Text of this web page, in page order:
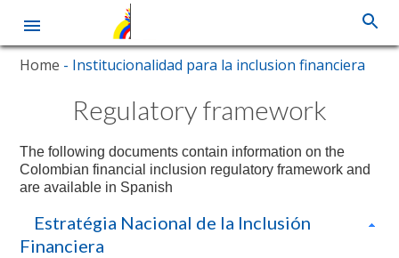
SkipHome - Institucionalidad para la inclusion financiera
Regulatory framework
The following documents contain information on the
Colombian financial inclusion regulatory framework and
are available in Spanish
Estratégia Nacional de la Inclusión
Financiera